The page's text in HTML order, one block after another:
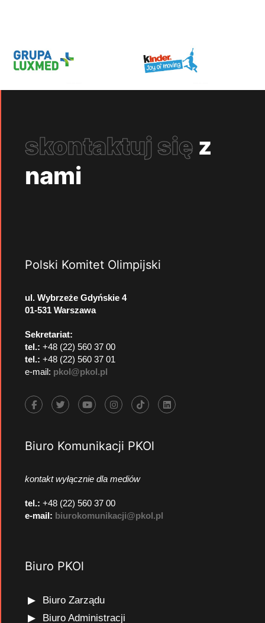
skontaktuj się z
nami
Polski Komitet Olimpijski
ul. Wybrzeże Gdyńskie 4
01-531 Warszawa
Sekretariat:
tel.: +48 (22) 560 37 00
tel.: +48 (22) 560 37 01
e-mail: pkol@pkol.pl
Biuro Komunikacji PKOl
kontakt wyłącznie dla mediów
tel.: +48 (22) 560 37 00
e-mail: biurokomunikacji@pkol.pl
Biuro PKOl
Biuro Zarządu
Biuro Administracji